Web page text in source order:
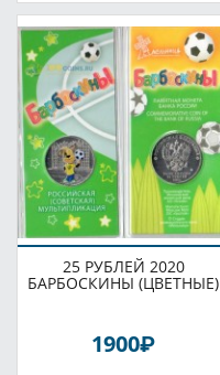
25 РУБЛЕЙ 2020
БАРБОСКИНЫ (ЦВЕТНЫЕ)
1900P